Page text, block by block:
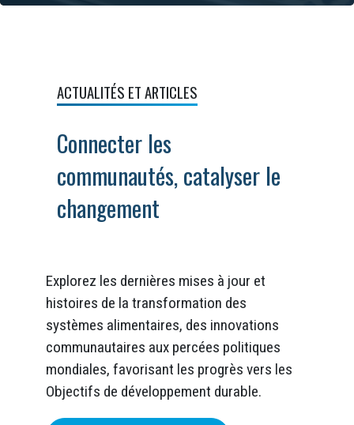
ACTUALITÉS ET ARTICLES
Connecter les
communautés, catalyser le
changement
Explorez les dernières mises à jour et
histoires de la transformation des
systèmes alimentaires, des innovations
communautaires aux percées politiques
mondiales, favorisant les progrès vers les
Objectifs de développement durable.